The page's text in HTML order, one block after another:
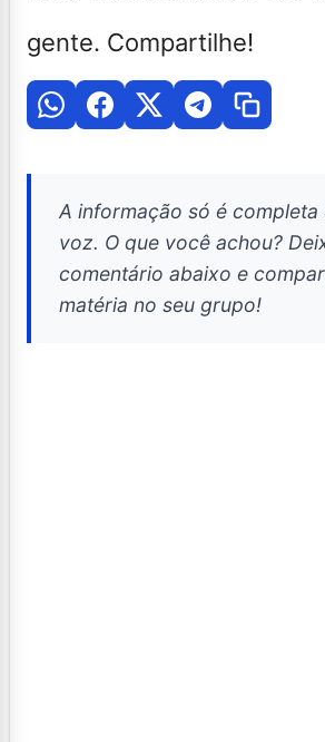
gente. Compartilhe!
A informação só é completa
voz. O que você achou?
comentário abaixo e
matéria no seu grupo!